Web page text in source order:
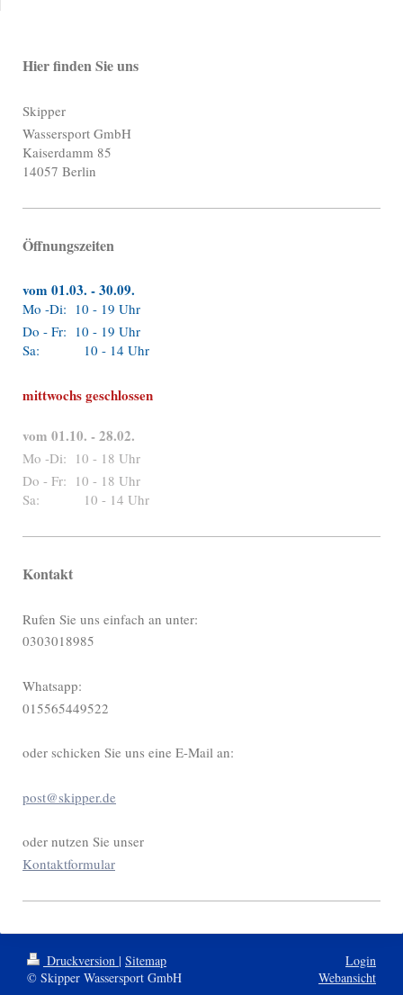
Hier finden Sie uns
Skipper
Wassersport GmbH
Kaiserdamm 85
14057 Berlin
Öffnungszeiten
vom 01.03. - 30.09.
Mo -Di: 10 - 19 Uhr
Do - Fr: 10 - 19 Uhr
Sa: 10 - 14 Uhr
mittwochs geschlossen
vom 01.10. - 28.02.
Mo -Di: 10 - 18 Uhr
Do - Fr: 10 - 18 Uhr
Sa: 10 - 14 Uhr
Kontakt
Rufen Sie uns einfach an unter:
0303018985
Whatsapp:
015565449522
oder schicken Sie uns eine E-Mail an:
post@skipper.de
oder nutzen Sie unser
Kontaktformular
Druckversion | Sitemap
© Skipper Wassersport GmbH
Login
Webansicht